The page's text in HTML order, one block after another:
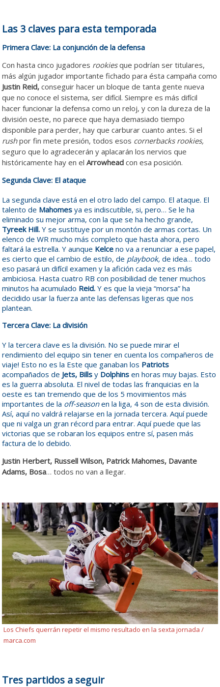
Las 3 claves para esta temporada
Primera Clave: La conjunción de la defensa
Con hasta cinco jugadores rookiesque podrían ser titulares,
más algún jugador importante fichado para ésta campaña como
Justin Reid, conseguir hacer un bloque de tanta gente nueva
que no conoce el sistema, ser difícil. Siempre es más difícil
hacer funcionar la defensa como un reloj, y con la dureza de la
división oeste, no parece que haya demasiado tiempo
disponible para perder, hay que carburar cuanto antes. Si el
rushpor fin mete presión, todos esos cornerbacks rookies,
seguro que lo agradecerán y aplacarán los nervios que
históricamente hay en elArrowhead con esa posición.
Segunda Clave: El ataque
La segunda clave está en el otro lado del campo. El ataque. El
talento de Mahomes ya es indiscutible, si, pero… Se le ha
eliminado su mejor arma, con la que se ha hecho grande,
Tyreek Hill. Y se sustituye por un montón de armas cortas. Un
elenco de WR mucho más completo que hasta ahora, pero
faltará la estrella. Y aunque Kelce no va a renunciar a ese papel,
es cierto que el cambio de estilo, de playbook, de idea… todo
eso pasará un difícil examen y la afición cada vez es más
ambiciosa. Hasta cuatro RB con posibilidad de tener muchos
minutos ha acumulado Reid. Y es que la vieja “morsa” ha
decidido usar la fuerza ante las defensas ligeras que nos
plantean.
Tercera Clave: La división
Y la tercera clave es la división. No se puede mirar el
rendimiento del equipo sin tener en cuenta los compañeros de
viaje! Esto no es la Este que ganaban los Patriots
acompañados de Jets, Bills y Dolphins en horas muy bajas. Esto
es la guerra absoluta. El nivel de todas las franquicias en la
oeste es tan tremendo que de los 5 movimientos más
importantes de la off-seasonen la liga, 4 son de esta división.
Así, aquí no valdrá relajarse en la jornada tercera. Aquí puede
que ni valga un gran récord para entrar. Aquí puede que las
victorias que se robaran los equipos entre sí, pasen más
factura de lo debido.
Justin Herbert, Russell Wilson, Patrick Mahomes, Davante
Adams, Bosa… todos no van a llegar.
Los Chiefs querrán repetir el mismo resultado en la sexta jornada /
marca.com
Tres partidos a seguir